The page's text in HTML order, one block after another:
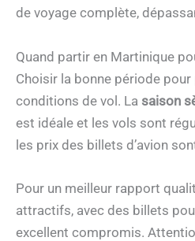
de voyage complète,
Quand partir en Martinique
Choisir la bonne période
conditions de vol. La saison
est idéale et les vols sont
les prix des billets d’avion
Pour un meilleur rapport
attractifs, avec des billets
excellent compromis.